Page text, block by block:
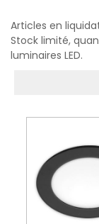
Articles en
Stock limité,
luminaires LED.